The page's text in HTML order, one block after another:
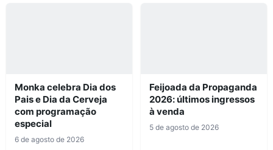
Monka celebra Dia dos
Pais e Dia da Cerveja
com programação
especial
6 de agosto de 2026
Feijoada da Propaganda
2026: últimos ingressos
à venda
5 de agosto de 2026